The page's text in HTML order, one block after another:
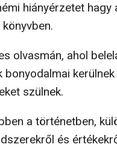
hiányérzetet
olvasmán, ahol
szülnek.
a történetben,
és